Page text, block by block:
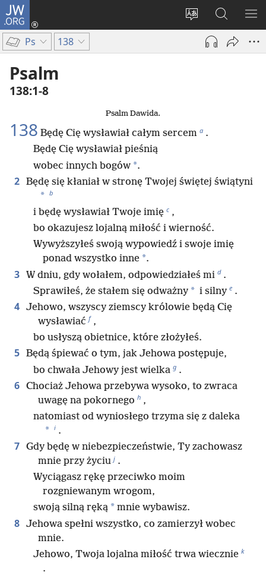
JW.ORG
Wybór
języka
Logowanie
(opens
window)
Szukaj
na
JW.ORG
Ps 138
Psalm
138:1-8
Psalm Dawida.
138 Będę Cię wysławiał całym sercem a .
Będę Cię wysławiał pieśnią
wobec innych bogów *.
2 Będę się kłaniał w stronę Twojej świętej świątyni
* b
i będę wysławiał Twoje imię c ,
bo okazujesz lojalną miłość i wierność.
Wywyższyłeś swoją wypowiedź i swoje imię
ponad wszystko inne *.
3 W dniu, gdy wołałem, odpowiedziałeś mi d .
Sprawiłeś, że stałem się odważny * i silny e .
4 Jehowo, wszyscy ziemscy królowie będą Cię
wysławiać f ,
bo usłyszą obietnice, które złożyłeś.
5 Będą śpiewać o tym, jak Jehowa postępuje,
bo chwała Jehowy jest wielka g .
6 Chociaż Jehowa przebywa wysoko, to zwraca
uwagę na pokornego h ,
natomiast od wyniosłego trzyma się z daleka
* i .
7 Gdy będę w niebezpieczeństwie, Ty zachowasz
mnie przy życiu j .
Wyciągasz rękę przeciwko moim
rozgniewanym wrogom,
swoją silną ręką * mnie wybawisz.
8 Jehowa spełni wszystko, co zamierzył wobec
mnie.
Jehowo, Twoja lojalna miłość trwa wiecznie k
.